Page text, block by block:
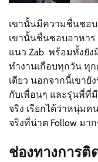
เขานั้นมีความชื่นชอบ
เขานั้นชื่นชอบอาหาร
แนว Zab พร้อมทั้งยั
ทำงานเกือบทุกวัน ทุ
เดียว นอกจากนี้เขายั
กับเพื่อนๆ และรุ่นพี่ที่มี
จริง เรียกได้ว่าหนุ่ม
จริงที่น่าต Follow มาก
ช่องทางการติ